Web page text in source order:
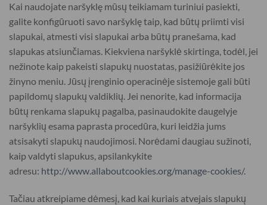
Kai naudojate naršyklę mūsų teikiamam turiniui pasiekti,
galite konfigūruoti savo naršyklę taip, kad būtų priimti visi
slapukai, atmesti visi slapukai arba būtų pranešama, kad
slapukas atsiunčiamas. Kiekviena naršyklė skirtinga, todėl, jei
nežinote kaip pakeisti slapukų nuostatas, pasižiūrėkite jos
žinyno meniu. Jūsų įrenginio operacinėje sistemoje gali būti
papildomų slapukų valdiklių. Jei nenorite, kad informacija
būtų renkama slapukų pagalba, pasinaudokite daugelyje
naršyklių esama paprasta procedūra, kuri leidžia jums
atsisakyti slapukų naudojimosi. Norėdami daugiau sužinoti,
kaip valdyti slapukus, apsilankykite
adresu: http://www.allaboutcookies.org/manage-cookies/.
Tačiau atkreipiame dėmesį, kad kai kuriais atvejais slapukų